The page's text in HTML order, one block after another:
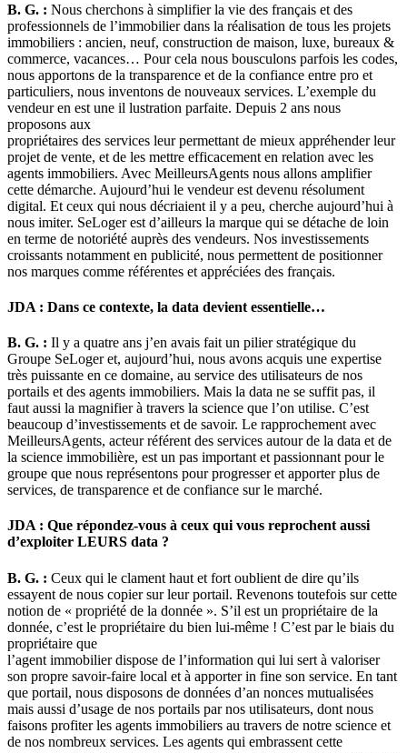
B. G. : Nous cherchons à simplifier la vie des français et des
professionnels de l’immobilier dans la réalisation de tous les projets
immobiliers : ancien, neuf, construction de maison, luxe, bureaux &
commerce, vacances… Pour cela nous bousculons parfois les codes,
nous apportons de la transparence et de la confiance entre pro et
particuliers, nous inventons de nouveaux services. L’exemple du
vendeur en est une il lustration parfaite. Depuis 2 ans nous
proposons aux
propriétaires des services leur permettant de mieux appréhender leur
projet de vente, et de les mettre efficacement en relation avec les
agents immobiliers. Avec MeilleursAgents nous allons amplifier
cette démarche. Aujourd’hui le vendeur est devenu résolument
digital. Et ceux qui nous décriaient il y a peu, cherche aujourd’hui à
nous imiter. SeLoger est d’ailleurs la marque qui se détache de loin
en terme de notoriété auprès des vendeurs. Nos investissements
croissants notamment en publicité, nous permettent de positionner
nos marques comme référentes et appréciées des français.
JDA : Dans ce contexte, la data devient essentielle…
B. G. : Il y a quatre ans j’en avais fait un pilier stratégique du
Groupe SeLoger et, aujourd’hui, nous avons acquis une expertise
très puissante en ce domaine, au service des utilisateurs de nos
portails et des agents immobiliers. Mais la data ne se suffit pas, il
faut aussi la magnifier à travers la science que l’on utilise. C’est
beaucoup d’investissements et de savoir. Le rapprochement avec
MeilleursAgents, acteur référent des services autour de la data et de
la science immobilière, est un pas important et passionnant pour le
groupe que nous représentons pour progresser et apporter plus de
services, de transparence et de confiance sur le marché.
JDA : Que répondez-vous à ceux qui vous reprochent aussi
d’exploiter LEURS data ?
B. G. : Ceux qui le clament haut et fort oublient de dire qu’ils
essayent de nous copier sur leur portail. Revenons toutefois sur cette
notion de « propriété de la donnée ». S’il est un propriétaire de la
donnée, c’est le propriétaire du bien lui-même ! C’est par le biais du
propriétaire que
l’agent immobilier dispose de l’information qui lui sert à valoriser
son propre savoir-faire local et à apporter in fine son service. En tant
que portail, nous disposons de données d’an nonces mutualisées
mais aussi d’usage de nos portails par nos utilisateurs, dont nous
faisons profiter les agents immobiliers au travers de notre science et
de nos nombreux services. Les agents qui embrassent cette